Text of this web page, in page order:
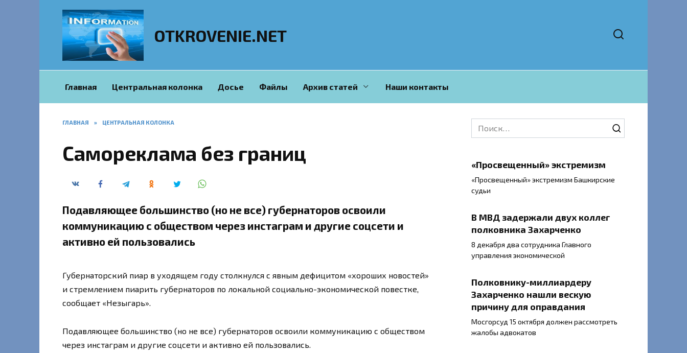
OTKROVENIE.NET
Главная Центральная колонка Досье Файлы Архив статей Наши контакты
ГЛАВНАЯ » ЦЕНТРАЛЬНАЯ КОЛОНКА
Самореклама без границ
Подавляющее большинство (но не все) губернаторов освоили
коммуникацию с обществом через инстаграм и другие соцсети и
активно ей пользовались
Губернаторский пиар в уходящем году столкнулся с явным дефицитом «хороших новостей»
и стремлением пиарить губернаторов по локальной социально-экономической повестке,
сообщает «Незыгарь».
Подавляющее большинство (но не все) губернаторов освоили коммуникацию с обществом
через инстаграм и другие соцсети и активно ей пользовались.
Search
for:
«Просвещенный» экстремизм
«Просвещенный» экстремизм Башкирские
судьи
В МВД задержали двух коллег
полковника Захарченко
8 декабря два сотрудника Главного
управления экономической
Полковнику-миллиардеру
Захарченко нашли вескую
причину для оправдания
Мосгорсуд 15 октября должен рассмотреть
жалобы адвокатов